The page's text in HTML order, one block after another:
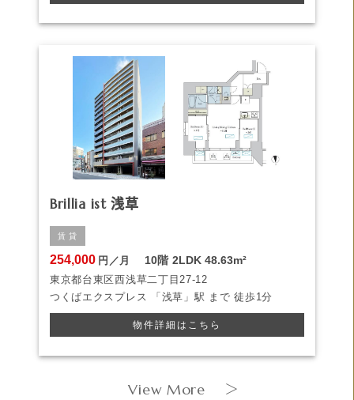
Brillia ist 浅草
賃 貸
254,000 円／月 10階 2LDK 48.63m²
東京都台東区西浅草二丁目27-12
つくばエクスプレス
「浅草」駅 まで 徒歩1分
物件詳細はこちら
View More ＞